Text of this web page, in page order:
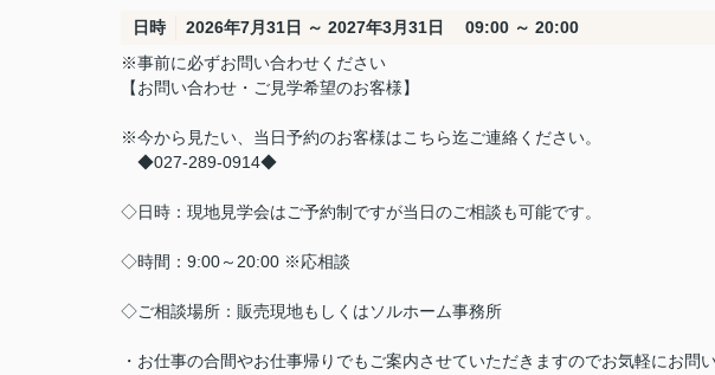
日時
2026年7月31日 ～ 2027年3月31日 09:00 ～ 20:00
※事前に必ずお問い合わせください
【お問い合わせ・ご見学希望のお客様】
※今から見たい、当日予約のお客様はこちら迄ご連絡ください。
◆027-289-0914◆
◇日時：現地見学会はご予約制ですが当日のご相談も可能です。
◇時間：9:00～20:00 ※応相談
◇ご相談場所：販売現地もしくはソルホーム事務所
・お仕事の合間やお仕事帰りでもご案内させていただきますのでお気軽にお問